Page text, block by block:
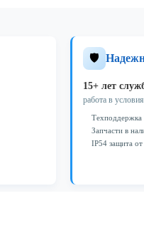
🛡️
15+ лет
работа в
Техподдержка
Запчасти в
IP54 защита